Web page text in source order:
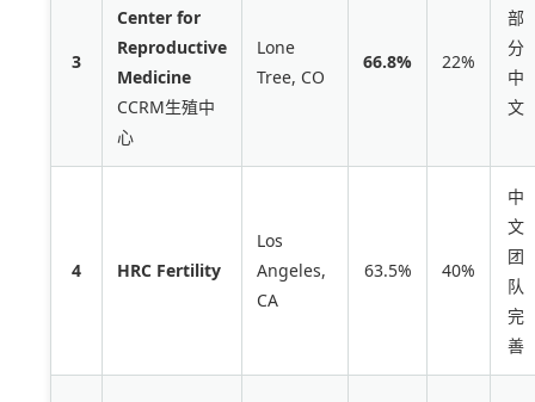
3
Center for
Reproductive
Medicine
CCRM生殖中
心
Lone
Tree, CO
66.8% 22%
部
分
中
文
4 HRC Fertility
Los
Angeles,
CA
63.5% 40%
中
文
团
队
完
善